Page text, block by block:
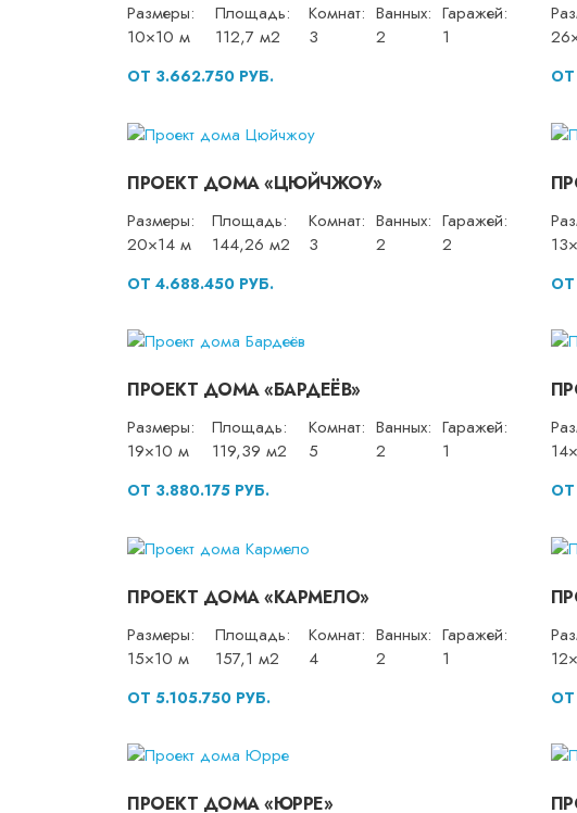
Размеры:
10×10 м
Площадь:
112,7 м2
Комнат:
3
Ванных:
2
Гаражей:
1
ОТ 3.662.750 РУБ. ОТ
ПРОЕКТ ДОМА «ЦЮЙЧЖОУ»
Размеры:
20×14 м
Площадь:
144,26 м2
Комнат:
3
Ванных:
2
Гаражей:
2
ОТ 4.688.450 РУБ. ОТ
ПРОЕКТ ДОМА «БАРДЕЁВ»
Размеры:
19×10 м
Площадь:
119,39 м2
Комнат:
5
Ванных:
2
Гаражей:
1
ОТ 3.880.175 РУБ. ОТ
ПРОЕКТ ДОМА «КАРМЕЛО»
Размеры:
15×10 м
Площадь:
157,1 м2
Комнат:
4
Ванных:
2
Гаражей:
1
ОТ 5.105.750 РУБ. ОТ
ПРОЕКТ ДОМА «ЮРРЕ»